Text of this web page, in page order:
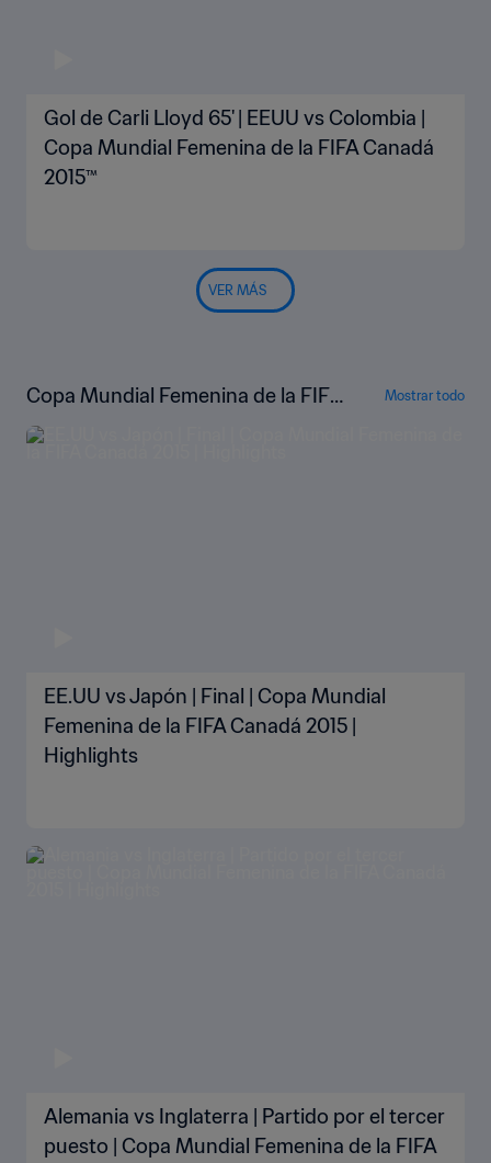
Gol de Carli Lloyd 65' | EEUU vs Colombia |
Copa Mundial Femenina de la FIFA Canadá
2015™
VER MÁS
Copa Mundial Femenina de la FIFA
Canadá 2015™ | Highlights
Mostrar todo
EE.UU vs Japón | Final | Copa Mundial
Femenina de la FIFA Canadá 2015 |
Highlights
Alemania vs Inglaterra | Partido por el tercer
puesto | Copa Mundial Femenina de la FIFA